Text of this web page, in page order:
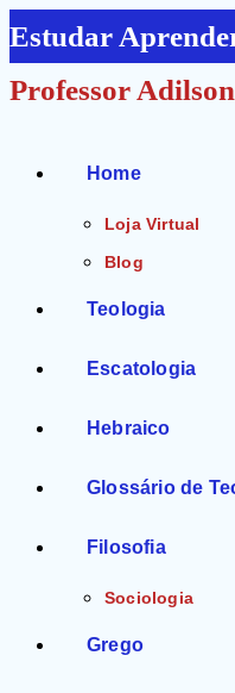
Ir
para
o
Estudar
Professor
Home
Loja Virtual
Blog
Teologia
Escatologia
Hebraico
Glossário de
Filosofia
Sociologia
Grego